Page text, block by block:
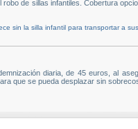
robo de sillas infantiles. Cobertura
sin la silla infantil para transportar a
diaria, de 45 euros, al
que se pueda desplazar sin